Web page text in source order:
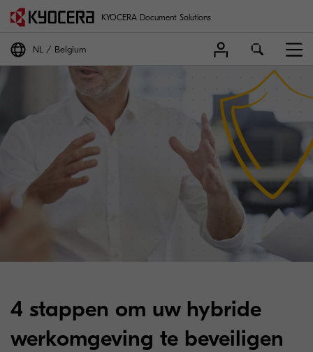
KYOCERA Document Solutions
NL Belgium
4 stappen om uw hybride
werkomgeving te beveiligen